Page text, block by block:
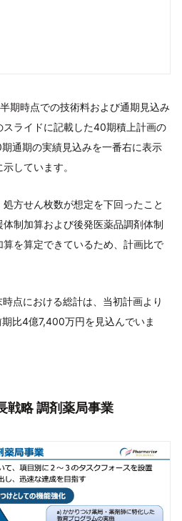
期時点での技術料および通期見込み
ライドに記載した40期積上計画の
通期の実績見込みを一番右に表示
しています。
方せん枚数が想定を下回ったこと
制加算および後発医薬品調剤体制
を算定できているため、計画比で
点における総計は、当初計画より
比4億7,400万円を見込んでいま
戦略 調剤薬局事業